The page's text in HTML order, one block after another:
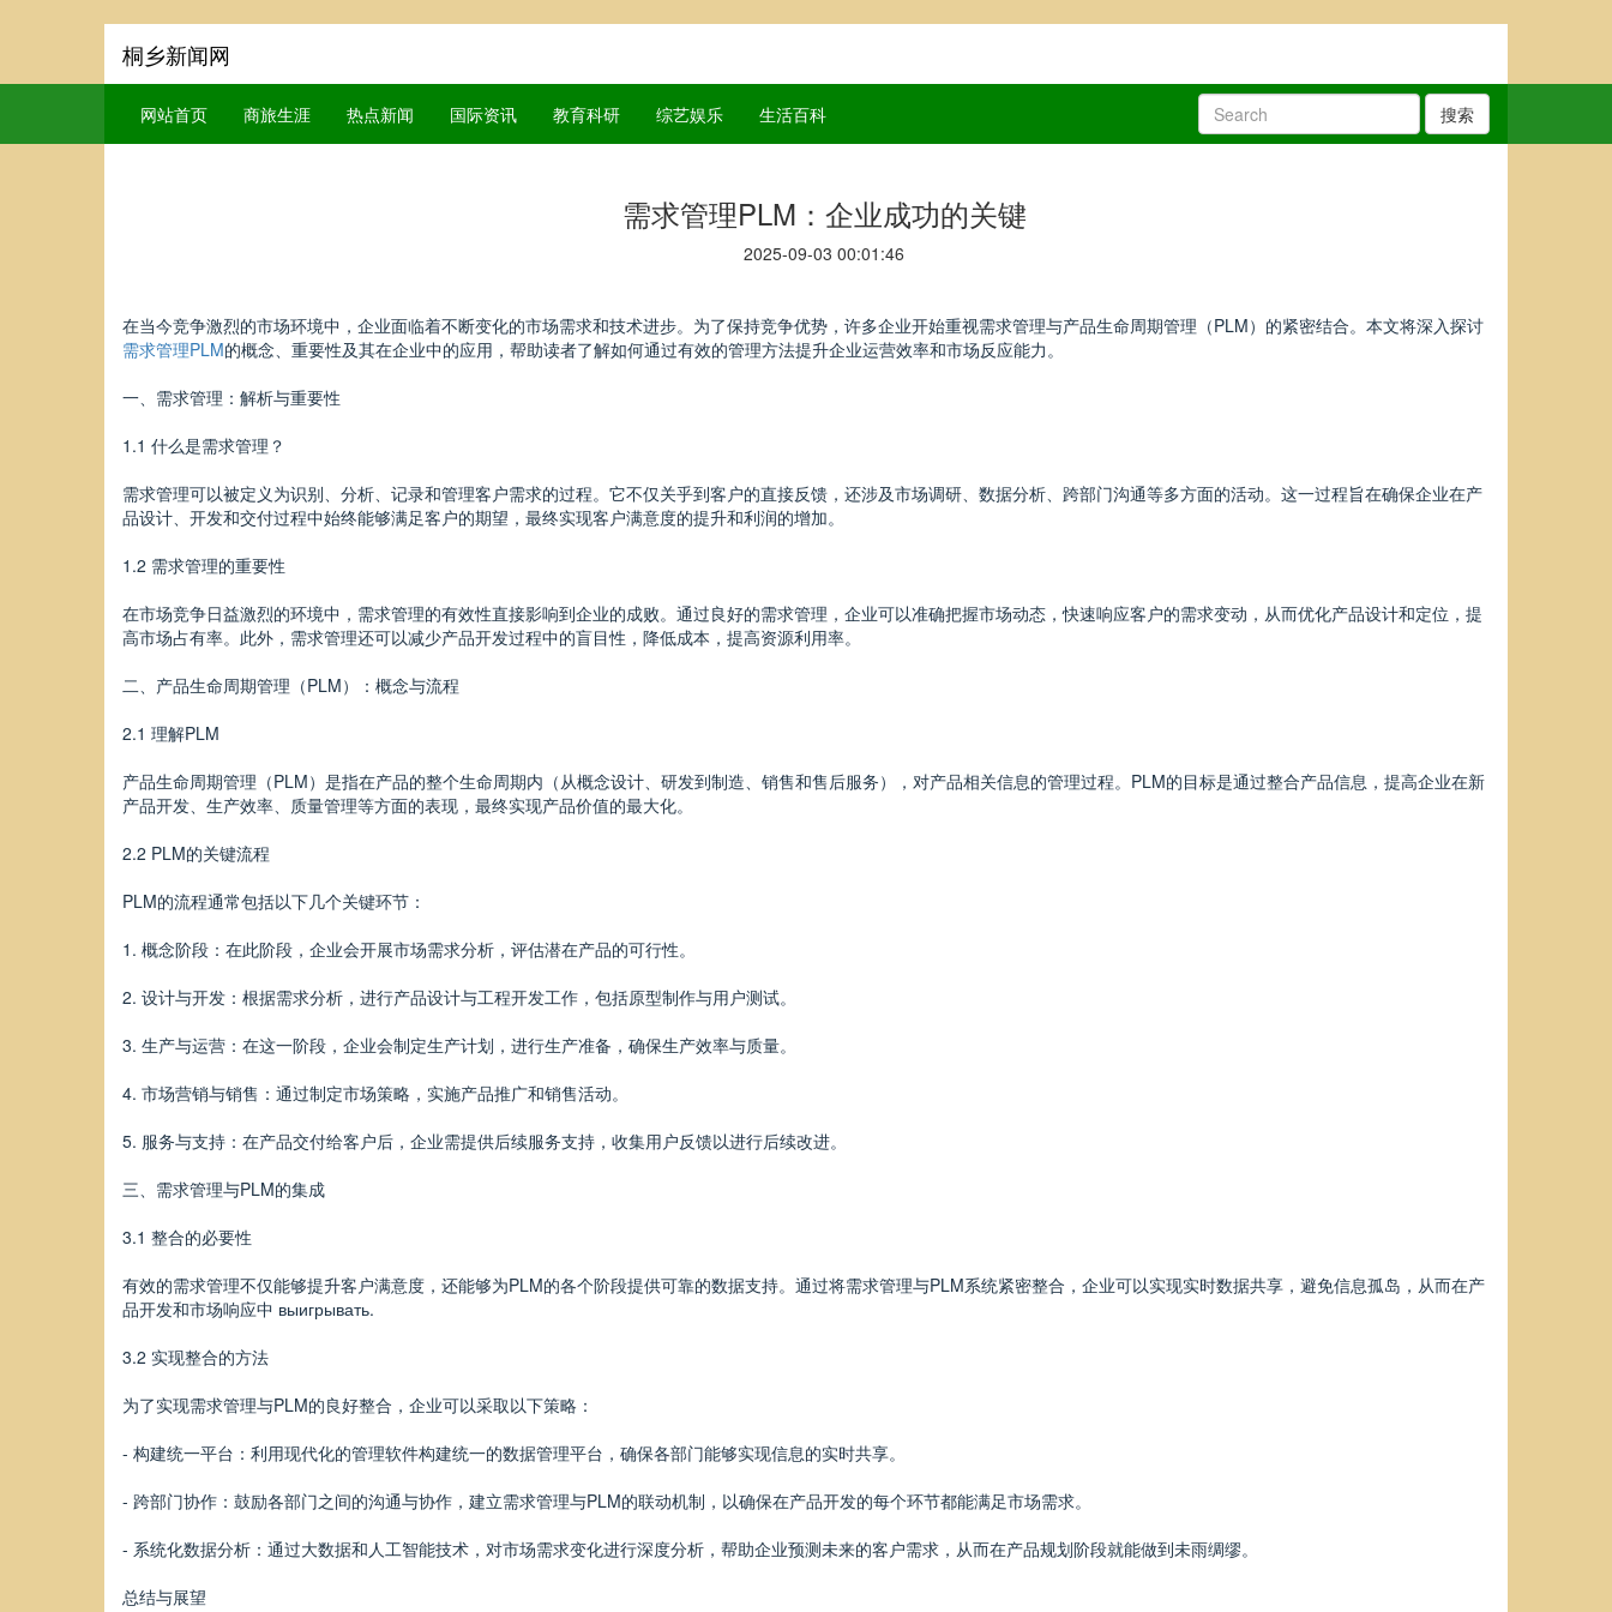
桐乡新闻网
网站首页 商旅生涯 热点新闻 国际资讯 教育科研 综艺娱乐 生活百科 搜索
需求管理PLM：企业成功的关键
2025-09-03 00:01:46
在当今竞争激烈的市场环境中，企业面临着不断变化的市场需求和技术进步。为了保持竞争优势，许多企业开始重视需求管理与产品生命周期管理（PLM）的紧密结合。本文将深入探讨
需求管理PLM的概念、重要性及其在企业中的应用，帮助读者了解如何通过有效的管理方法提升企业运营效率和市场反应能力。
一、需求管理：解析与重要性
1.1 什么是需求管理？
需求管理可以被定义为识别、分析、记录和管理客户需求的过程。它不仅关乎到客户的直接反馈，还涉及市场调研、数据分析、跨部门沟通等多方面的活动。这一过程旨在确保企业在产
品设计、开发和交付过程中始终能够满足客户的期望，最终实现客户满意度的提升和利润的增加。
1.2 需求管理的重要性
在市场竞争日益激烈的环境中，需求管理的有效性直接影响到企业的成败。通过良好的需求管理，企业可以准确把握市场动态，快速响应客户的需求变动，从而优化产品设计和定位，提
高市场占有率。此外，需求管理还可以减少产品开发过程中的盲目性，降低成本，提高资源利用率。
二、产品生命周期管理（PLM）：概念与流程
2.1 理解PLM
产品生命周期管理（PLM）是指在产品的整个生命周期内（从概念设计、研发到制造、销售和售后服务），对产品相关信息的管理过程。PLM的目标是通过整合产品信息，提高企业在新
产品开发、生产效率、质量管理等方面的表现，最终实现产品价值的最大化。
2.2 PLM的关键流程
PLM的流程通常包括以下几个关键环节：
1. 概念阶段：在此阶段，企业会开展市场需求分析，评估潜在产品的可行性。
2. 设计与开发：根据需求分析，进行产品设计与工程开发工作，包括原型制作与用户测试。
3. 生产与运营：在这一阶段，企业会制定生产计划，进行生产准备，确保生产效率与质量。
4. 市场营销与销售：通过制定市场策略，实施产品推广和销售活动。
5. 服务与支持：在产品交付给客户后，企业需提供后续服务支持，收集用户反馈以进行后续改进。
三、需求管理与PLM的集成
3.1 整合的必要性
有效的需求管理不仅能够提升客户满意度，还能够为PLM的各个阶段提供可靠的数据支持。通过将需求管理与PLM系统紧密整合，企业可以实现实时数据共享，避免信息孤岛，从而在产
品开发和市场响应中 выигрывать.
3.2 实现整合的方法
为了实现需求管理与PLM的良好整合，企业可以采取以下策略：
- 构建统一平台：利用现代化的管理软件构建统一的数据管理平台，确保各部门能够实现信息的实时共享。
- 跨部门协作：鼓励各部门之间的沟通与协作，建立需求管理与PLM的联动机制，以确保在产品开发的每个环节都能满足市场需求。
- 系统化数据分析：通过大数据和人工智能技术，对市场需求变化进行深度分析，帮助企业预测未来的客户需求，从而在产品规划阶段就能做到未雨绸缪。
总结与展望